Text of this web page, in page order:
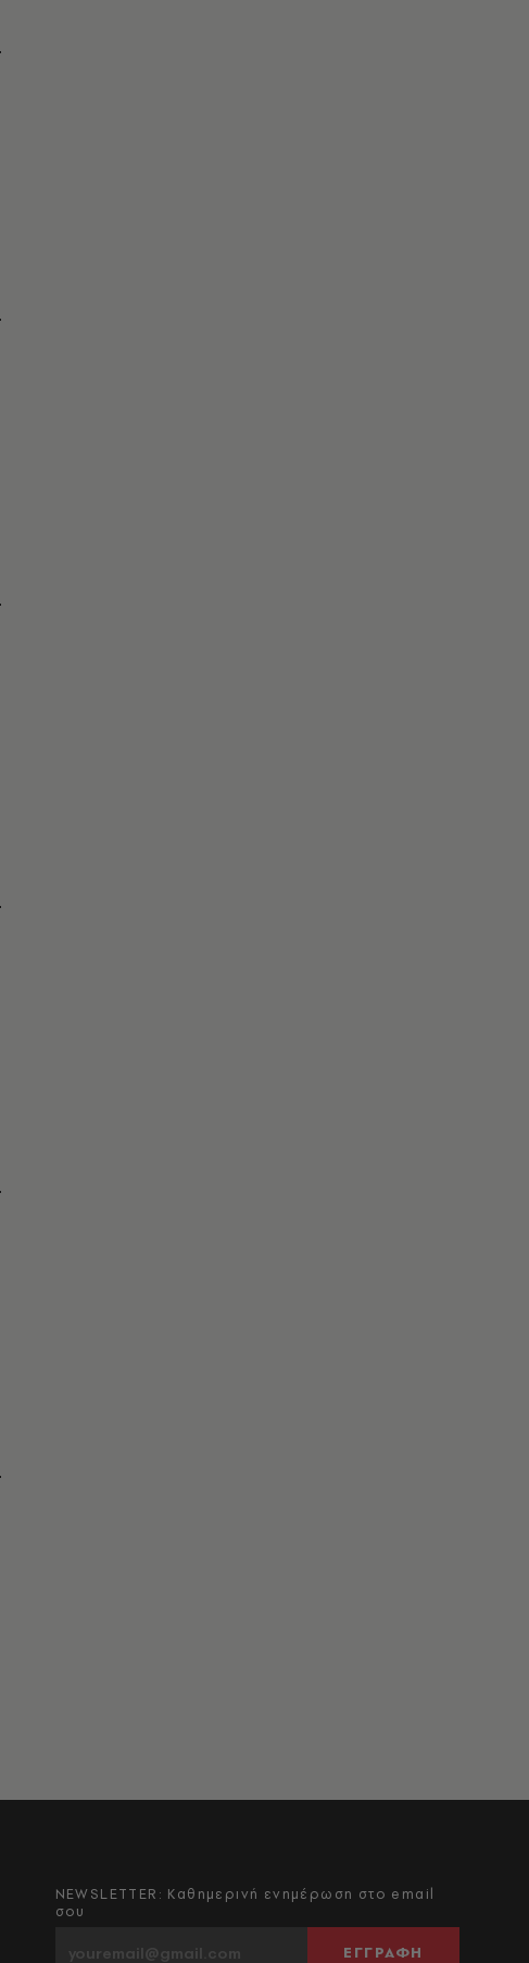
NEWSLETTER: Καθημερινή ενημέρωση στο email
σου
ΕΓΓΡΑΦΗ